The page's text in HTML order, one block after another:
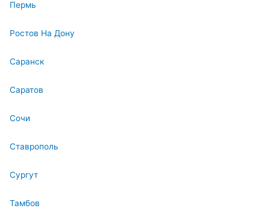
Пермь
Ростов На Дону
Саранск
Саратов
Сочи
Ставрополь
Сургут
Тамбов